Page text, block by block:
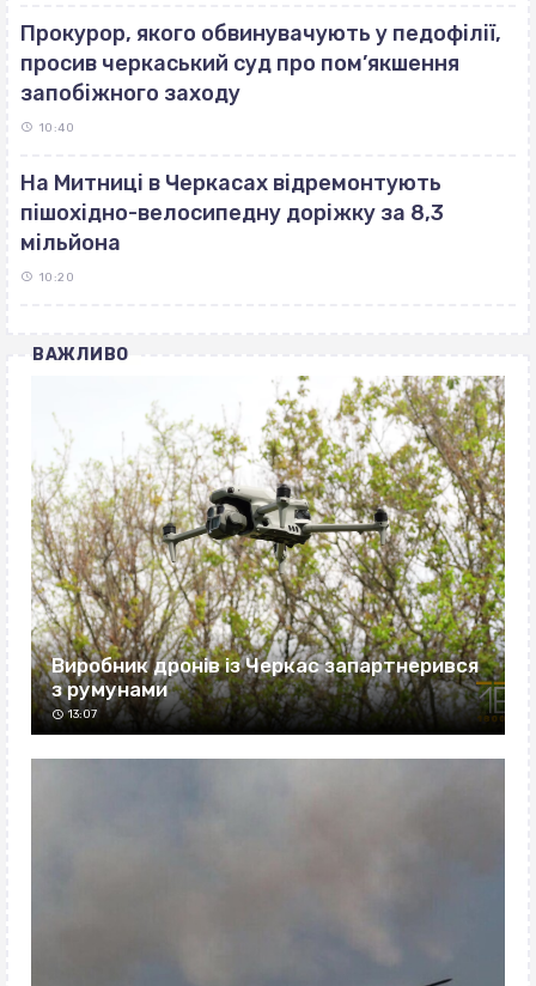
Прокурор, якого обвинувачують у педофілії,
просив черкаський суд про пом’якшення
запобіжного заходу
10:40
На Митниці в Черкасах відремонтують
пішохідно-велосипедну доріжку за 8,3
мільйона
10:20
ВАЖЛИВО
Виробник дронів із Черкас запартнерився
з румунами
13:07